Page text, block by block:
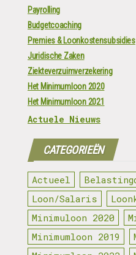
Payrolling
Budgetcoaching
Premies & Loonkostensubsidies
Juridische Zaken
Ziekteverzuimverzekering
Het Minimumloon 2020
Het Minimumloon 2021
Actuele Nieuws
CATEGORIEËN
Actueel
Loon/Salaris
Minimuloon 2020
Minimumloon 2019